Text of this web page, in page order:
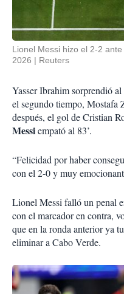
Lionel Messi hizo el 2-2
2026
Reuters
Yasser Ibrahim sorprendió
el segundo tiempo, Mostafa
después, el gol de Cristian
Messiempató al 83’.
“Felicidad por haber
con el 2-0 y muy
Lionel Messi falló un penal
con el marcador en contra,
que en la ronda anterior ya
eliminar a Cabo Verde.